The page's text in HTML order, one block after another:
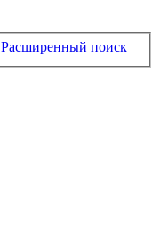
Расширенный поиск